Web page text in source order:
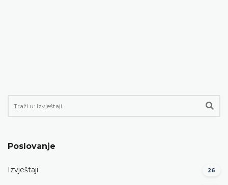
Poslovanje
Izvještaji 26